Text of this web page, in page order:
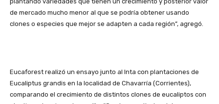
de mercado mucho menor al que se podría obtener usando
clones o especies que mejor se adapten a cada región”, agregó.
Eucaforest realizó un ensayo junto al Inta con plantaciones de
Eucaliptus grandis en la localidad de Chavarría (Corrientes),
comparando el crecimiento de distintos clones de eucaliptos con